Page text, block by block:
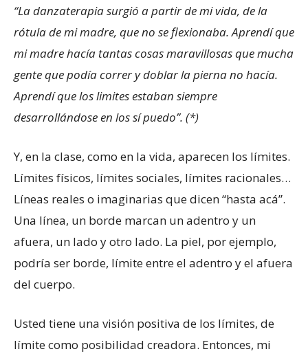
“La danzaterapia surgió a partir de mi vida, de la
rótula de mi madre, que no se flexionaba. Aprendí que
mi madre hacía tantas cosas maravillosas que mucha
gente que podía correr y doblar la pierna no hacía.
Aprendí que los limites estaban siempre
desarrollándose en los sí puedo”. (*)
Y, en la clase, como en la vida, aparecen los límites.
Límites físicos, límites sociales, límites racionales…
Líneas reales o imaginarias que dicen “hasta acá”.
Una línea, un borde marcan un adentro y un
afuera, un lado y otro lado. La piel, por ejemplo,
podría ser borde, límite entre el adentro y el afuera
del cuerpo.
Usted tiene una visión positiva de los límites, de
límite como posibilidad creadora. Entonces, mi